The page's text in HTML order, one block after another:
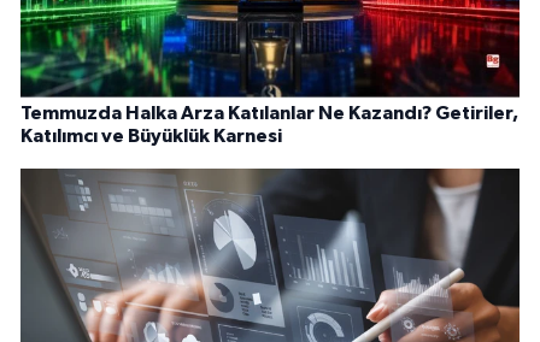
Temmuzda Halka Arza Katılanlar Ne Kazandı? Getiriler,
Katılımcı ve Büyüklük Karnesi